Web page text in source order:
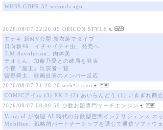
WHSS GDPR 32 seconds ago
2026/08/07 22:26:05 ORICON STYLE
モナキ 新MV公開 新衣装でダイブ
日向坂46「イチャイチャ虫」発売へ
T.M.Revolution、肉体美
テオくん、加藤乃愛との破局を発表
今夜『座王』出演者一覧
曽野舜太、映画出演のメンバー反応
2026/08/07 21:28:20 web*citron
COMICアイル (3) RK-2 (2) あいらんどう (1) いきぎれ商
2026/08/07 08:09:59 少数お題専門サーチエンジン
Vangrid が物理 AI 時代の分散型空間インテリジェンス ネ
Mobilize、戦略的パートナーシップを通じて通信ソフトウ